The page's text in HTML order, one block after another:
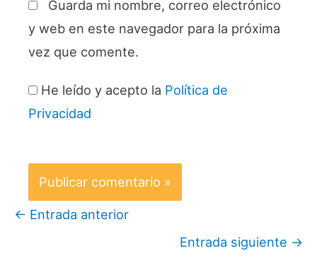
Guarda mi nombre, correo electrónico
y web en este navegador para la próxima
vez que comente.
He leído y acepto la Política de
Privacidad
← Entrada anterior
Entrada siguiente →